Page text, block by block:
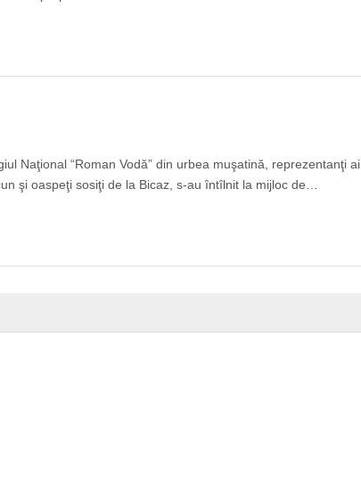
Naţional “Roman Vodă” din urbea muşatină, reprezentanţi ai
şi oaspeţi sosiţi de la Bicaz, s-au întîlnit la mijloc de…